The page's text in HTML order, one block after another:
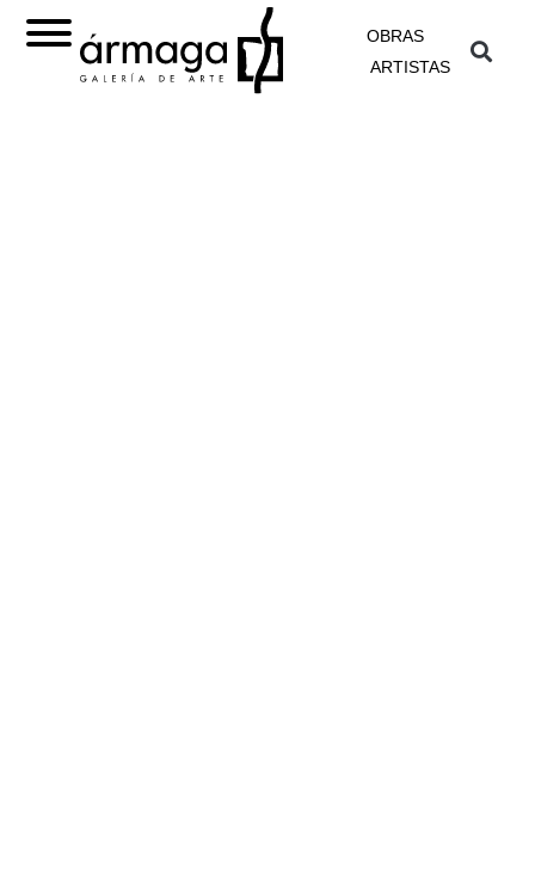
OBRAS
ARTISTAS